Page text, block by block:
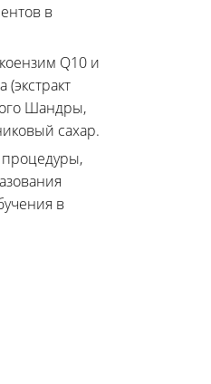
в
Q10 и
(экстракт
Шандры,
сахар.
процедуры,
в